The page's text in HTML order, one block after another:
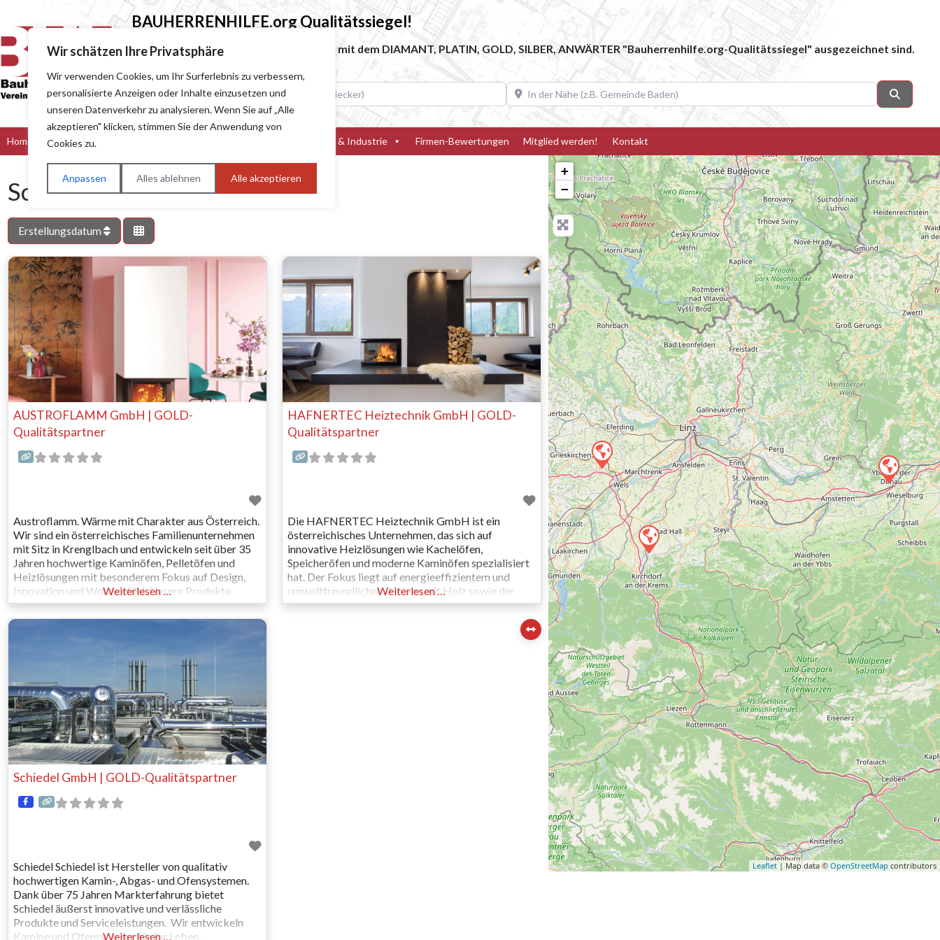
Wir schätzen Ihre Privatsphäre
Wir verwenden Cookies, um Ihr Surferlebnis zu verbessern,
personalisierte Anzeigen oder Inhalte einzusetzen und
unseren Datenverkehr zu analysieren. Wenn Sie auf „Alle
akzeptieren" klicken, stimmen Sie der Anwendung von
Cookies zu.
Anpassen Alles ablehnen Alle akzeptieren
BAUHERRENHILFE.orgQualitätssiegel!
Sie finden hier nur Qualitätsbetriebe, die mit dem DIAMANT, PLATIN, GOLD, SILBER, ANWÄRTER "Bauherrenhilfe.org-Qualitätssiegel" ausgezeichnet sind.
Suchen nach (z.B. Baumeister oder Dachdecker) In der Nähe (z.B. Gemeinde Baden)
Home Bau & Handwerk Hersteller & Industrie Firmen-Bewertungen Mitglied werden! Kontakt
Schlagwort: Wohnkomfort
Erstellungsdatum
AUSTROFLAMM GmbH | GOLD-
Qualitätspartner
Austroflamm. Wärme mit Charakter aus Österreich.
Wir sind ein österreichisches Familienunternehmen
mit Sitz in Krenglbach und entwickeln seit über 35
Jahren hochwertige Kaminöfen, Pelletöfen und
Heizlösungen mit besonderem Fokus auf Design,
Innovation und Wohngefühl. Unsere Produkte
verbinden moderne Technik mit echter
Handwerksqualität und schaffen Wärme, die nicht
Austroflamm besonders macht? Die Verbindung aus
Weiterlesen …
HAFNERTEC Heiztechnik GmbH | GOLD-
Qualitätspartner
Die HAFNERTEC Heiztechnik GmbH ist ein
österreichisches Unternehmen, das sich auf
innovative Heizlösungen wie Kachelöfen,
Speicheröfen und moderne Kaminöfen spezialisiert
hat. Der Fokus liegt auf energieeffizientem und
umweltfreundlichem Heizen mit Holz sowie der
Kombination traditioneller Ofentechnik mit
Weiterlesen …
Schiedel GmbH | GOLD-Qualitätspartner
Schiedel Schiedel ist Hersteller von qualitativ
hochwertigen Kamin-, Abgas- und Ofensystemen.
Dank über 75 Jahren Markterfahrung bietet
Schiedel äußerst innovative und verlässliche
Produkte und Serviceleistungen. Wir entwickeln
Kamine und Ofensysteme für Ihr Leben.
Weiterlesen …
+
−
Leaflet| Map data © OpenStreetMap contributors